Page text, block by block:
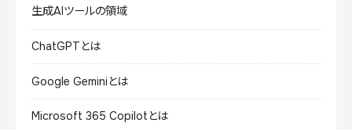
生成AIツールの領域
ChatGPTとは
Google Geminiとは
Microsoft 365 Copilotとは